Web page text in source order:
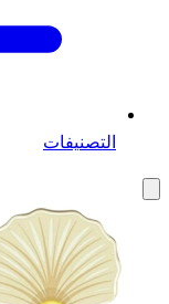
التصنيفات